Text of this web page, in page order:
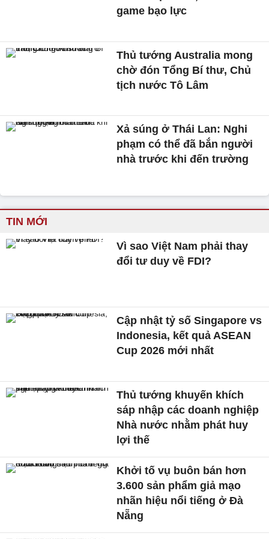
game bạo lực
Thủ tướng Australia mong
chờ đón Tổng Bí thư, Chủ
tịch nước Tô Lâm
Xả súng ở Thái Lan: Nghi
phạm có thể đã bắn người
nhà trước khi đến trường
TIN MỚI
Vì sao Việt Nam phải thay
đổi tư duy về FDI?
Cập nhật tỷ số Singapore vs
Indonesia, kết quả ASEAN
Cup 2026 mới nhất
Thủ tướng khuyến khích
sáp nhập các doanh nghiệp
Nhà nước nhằm phát huy
lợi thế
Khởi tố vụ buôn bán hơn
3.600 sản phẩm giả mạo
nhãn hiệu nổi tiếng ở Đà
Nẵng